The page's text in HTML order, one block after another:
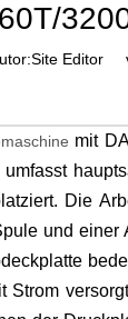
Editor
mit
Die
und